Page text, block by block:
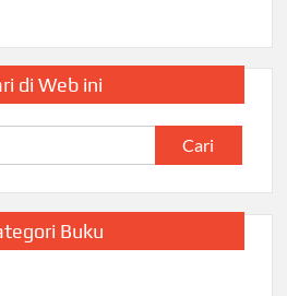
di Web ini
Cari
untuk:
Buku